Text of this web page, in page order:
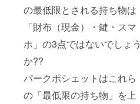
の最低限とされる持ち物は
「財布（現金）・鍵・スマ
ホ」の3点ではないでしょう
か??
パークポシェットはこれら
の「最低限の持ち物」を上